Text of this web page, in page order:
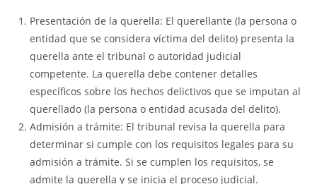
Presentación de la querella: El querellante (la persona o
entidad que se considera víctima del delito) presenta la
querella ante el tribunal o autoridad judicial
competente. La querella debe contener detalles
específicos sobre los hechos delictivos que se imputan al
querellado (la persona o entidad acusada del delito).
Admisión a trámite: El tribunal revisa la querella para
determinar si cumple con los requisitos legales para su
admisión a trámite. Si se cumplen los requisitos, se
admite la querella y se inicia el proceso judicial.